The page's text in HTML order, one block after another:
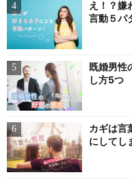
え！？嫌
言動５パ
既婚男性
し方5つ
カギは言
にしてし